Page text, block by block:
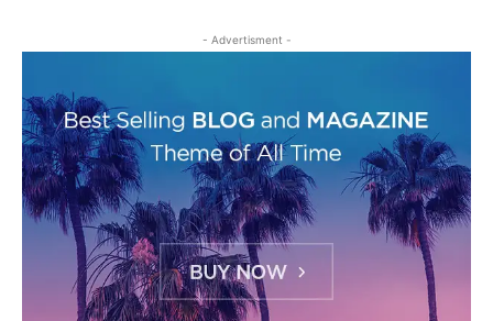
- Advertisment -